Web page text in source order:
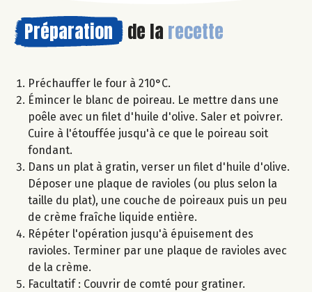
Préparation de la recette
Préchauffer le four à 210°C.
Émincer le blanc de poireau. Le mettre dans une
poêle avec un filet d'huile d'olive. Saler et poivrer.
Cuire à l'étouffée jusqu'à ce que le poireau soit
fondant.
Dans un plat à gratin, verser un filet d'huile d'olive.
Déposer une plaque de ravioles (ou plus selon la
taille du plat), une couche de poireaux puis un peu
de crème fraîche liquide entière.
Répéter l'opération jusqu'à épuisement des
ravioles. Terminer par une plaque de ravioles avec
de la crème.
Facultatif : Couvrir de comté pour gratiner.